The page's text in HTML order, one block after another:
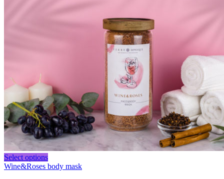
Select options
Wine&Roses body mask